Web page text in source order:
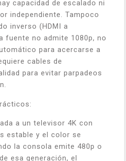
capacidad de escalado ni
independiente. Tampoco
inverso (HDMI a
fuente no admite 1080p, no
para acercarse a
cables de
para evitar parpadeos
a un televisor 4K con
estable y el color se
la consola emite 480p o
esa generación, el